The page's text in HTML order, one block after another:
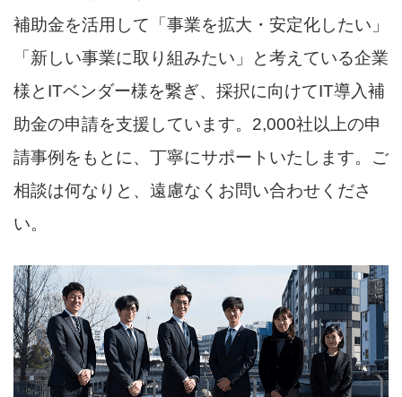
補助金を活用して「事業を拡大・安定化したい」
「新しい事業に取り組みたい」と考えている企業
様とITベンダー様を繋ぎ、採択に向けてIT導入補
助金の申請を支援しています。2,000社以上の申
請事例をもとに、丁寧にサポートいたします。ご
相談は何なりと、遠慮なくお問い合わせくださ
い。